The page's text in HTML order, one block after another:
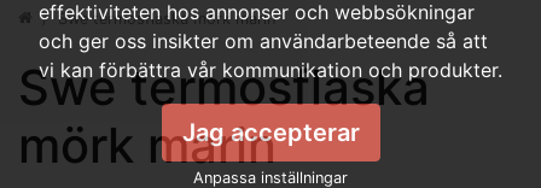
Swe termosflaska mörk marin
Swe termosflaska
mörk marin
effektiviteten hos annonser och webbsökningar
och ger oss insikter om användarbeteende så att
vi kan förbättra vår kommunikation och produkter.
Jag accepterar
Anpassa inställningar